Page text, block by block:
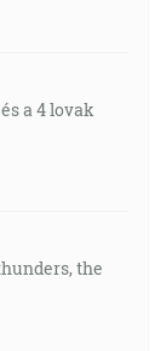
a 4 lovak
the